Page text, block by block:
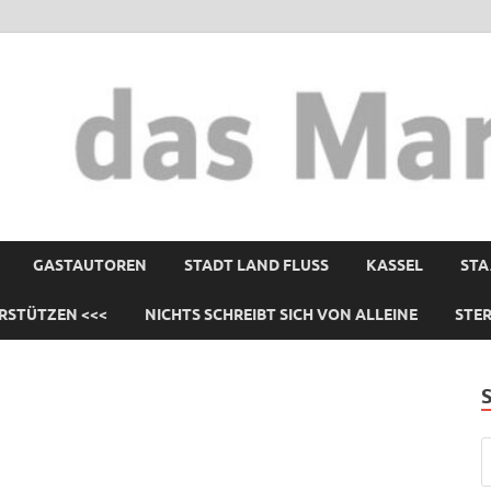
GASTAUTOREN STADT LAND FLUSS KASSEL
<<< NICHTS SCHREIBT SICH VON ALLEINE